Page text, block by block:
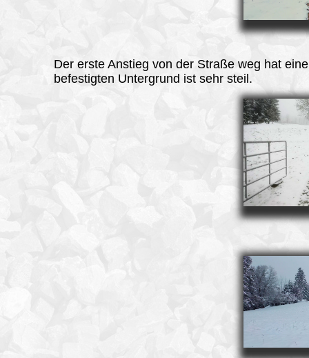
Der erste Anstieg von der Straße weg hat
befestigten Untergrund ist sehr steil.